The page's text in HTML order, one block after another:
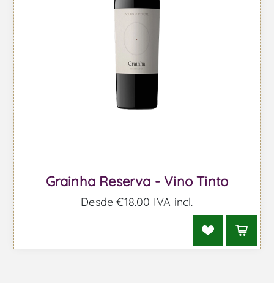
Grainha Reserva - Vino Tinto
Desde €18,00 IVA incl.